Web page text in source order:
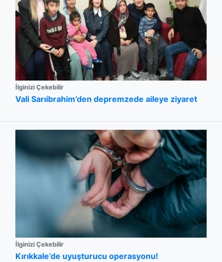
İlginizi Çekebilir
Vali Sarıibrahim’den depremzede aileye ziyaret
İlginizi Çekebilir
Kırıkkale’de uyuşturucu operasyonu!